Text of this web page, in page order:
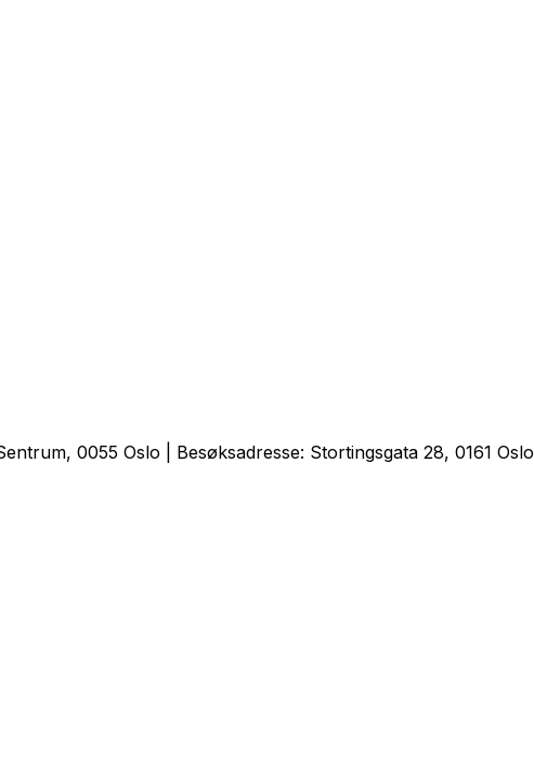
0055 Oslo | Besøksadresse: Stortingsgata 28, 0161 Oslo